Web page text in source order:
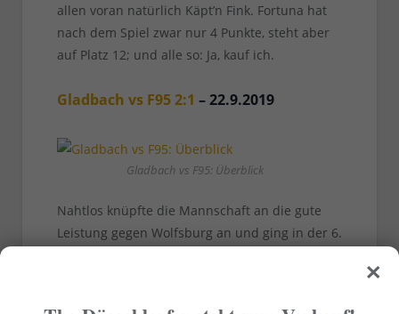
allen voran natürlich Käpt’n Fink. Fortuna hat
nach dem Spiel zwar nur 4 Punkte, steht aber
auf Platz 12; und alle so: Ja, kauf ich.
Gladbach vs F95 2:1 – 22.9.2019
Gladbach vs F95: Überblick
Nahtlos knüpfte die Mannschaft an die gute
Leistung gegen Wolfsburg an und ging in der 6.
×